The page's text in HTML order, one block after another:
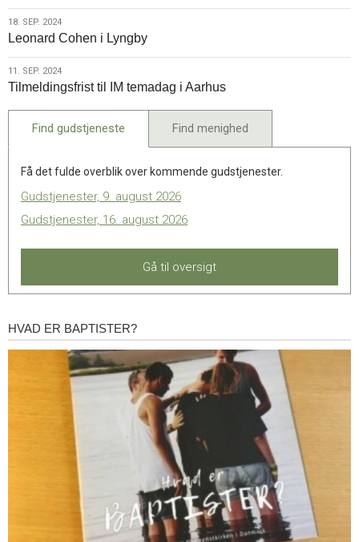
Kirkeudvalg
afholder
offentlig
høring
om
begrænse
2024
18.
sep.
2024
18. SEP. 2024
Leonard Cohen i Lyngby
11.
sep.
2024
11. SEP. 2024
Tilmeldingsfrist til IM temadag i Aarhus
Find gudstjeneste Find menighed
Få det fulde overblik over kommende gudstjenester.
Gudstjenester, 9. august 2026
Gudstjenester, 16. august 2026
Gå til oversigt
Hvad
HVAD ER BAPTISTER?